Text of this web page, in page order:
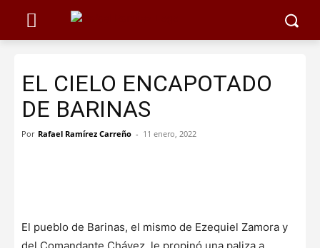
EL CIELO ENCAPOTADO
DE BARINAS
Por Rafael Ramírez Carreño - 11 enero, 2022
El pueblo de Barinas, el mismo de Ezequiel Zamora y